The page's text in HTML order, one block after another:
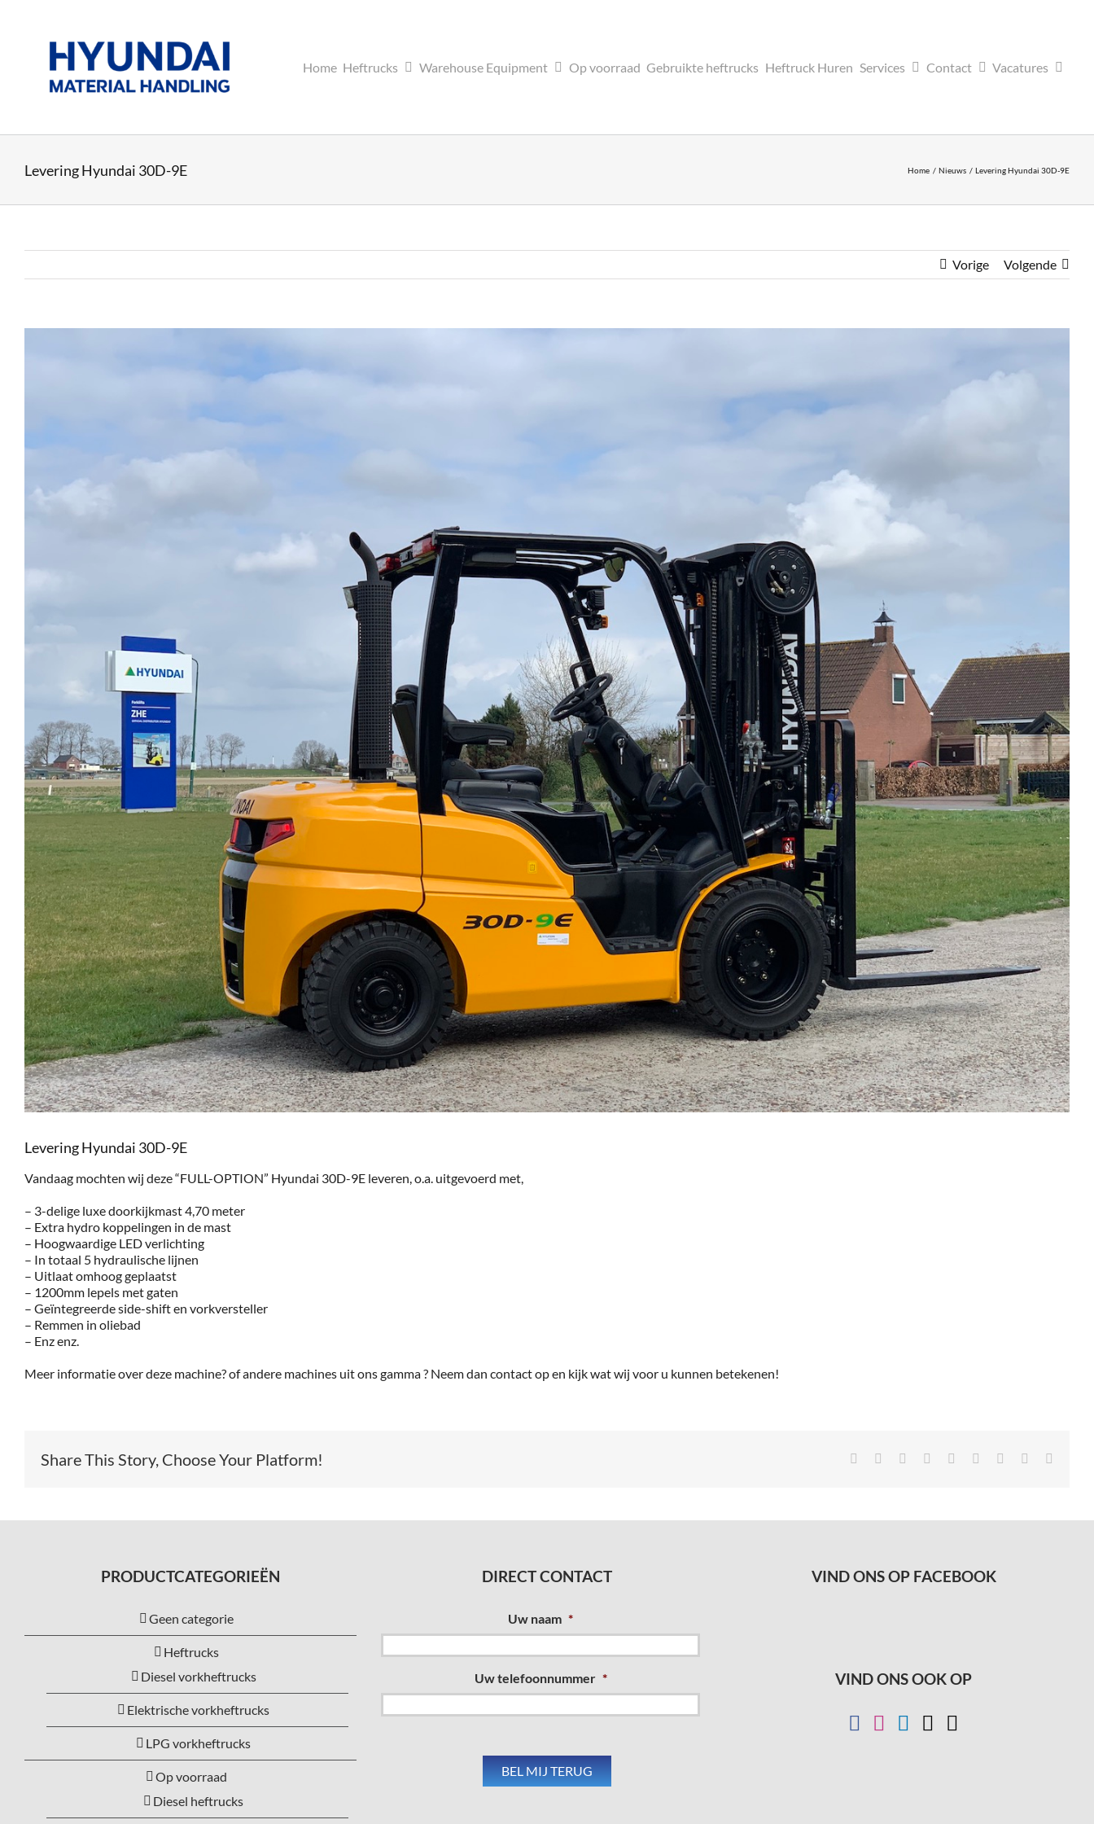
Home Heftrucks Warehouse Equipment Op voorraad Gebruikte heftrucks Heftruck Huren Services Contact Vacatures
Levering Hyundai 30D-9E Home Nieuws Levering Hyundai 30D-9E
Vorige Volgende
Levering Hyundai 30D-9E
Vandaag mochten wij deze “FULL-OPTION” Hyundai 30D-9E leveren, o.a. uitgevoerd met,
– 3-delige luxe doorkijkmast 4,70 meter
– Extra hydro koppelingen in de mast
– Hoogwaardige LED verlichting
– In totaal 5 hydraulische lijnen
– Uitlaat omhoog geplaatst
– 1200mm lepels met gaten
– Geïntegreerde side-shift en vorkversteller
– Remmen in oliebad
– Enz enz.
Meer informatie over deze machine? of andere machines uit ons gamma ? Neem dan contact op en kijk wat wij voor u kunnen betekenen!
Share This Story, Choose Your Platform! Facebook Reddit LinkedIn
TumblrPinterest Xing
PRODUCTCATEGORIEËN
Geen categorie
Heftrucks
Diesel vorkheftrucks
Elektrische vorkheftrucks
LPG vorkheftrucks
Op voorraad
Diesel heftrucks
DIRECT CONTACT
Uw naam *
Uw telefoonnummer *
VIND ONS OP FACEBOOK
VIND ONS OOK OP